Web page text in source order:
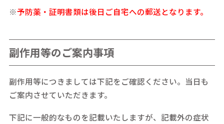
※予防薬・証明書類は後日ご自宅への郵送となります。
副作用等のご案内事項
副作用等につきましては下記をご確認ください。当日も
ご案内させていただきます。
下記に一般的なものを記載いたしますが、記載外の症状